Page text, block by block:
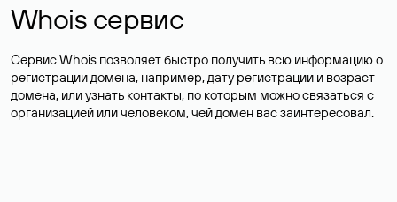
Whois сервис
Сервис Whois позволяет быстро получить всю информацию о
регистрации домена, например, дату регистрации и возраст
домена, или узнать контакты, по которым можно связаться с
организацией или человеком, чей домен вас заинтересовал.